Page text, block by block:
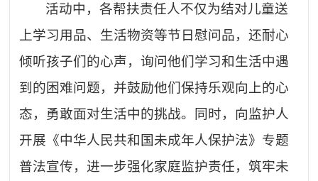
活动中，各帮扶责任人不仅为结对儿童送
上学习用品、生活物资等节日慰问品，还耐心
倾听孩子们的心声，询问他们学习和生活中遇
到的困难问题，并鼓励他们保持乐观向上的心
态，勇敢面对生活中的挑战。同时，向监护人
开展《中华人民共和国未成年人保护法》专题
普法宣传，进一步强化家庭监护责任，筑牢未